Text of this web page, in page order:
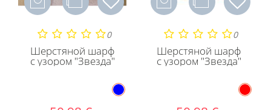
0
Шерстяной шарф
с узором "Звезда"
0
Шерстяной шарф
с узором "Звезда"